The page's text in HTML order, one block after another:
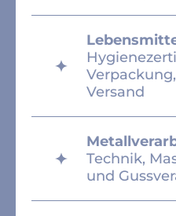
Versand
Technik,
und